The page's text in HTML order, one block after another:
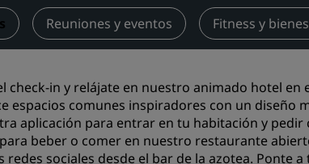
Buscar
Aplicación de
Reuniones y eventos Fitness y
check-in y relájate en nuestro animado hotel
espacios comunes inspiradores con un diseño
aplicación para entrar en tu habitación y
beber o comer en nuestro restaurante
redes sociales desde el bar de la azotea.